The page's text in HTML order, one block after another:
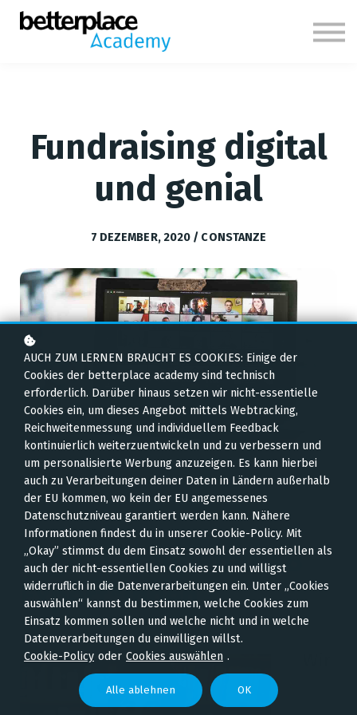
Über uns
Fundraising digital
und genial
7 DEZEMBER, 2020 / CONSTANZE
Digital kompetent: 8
Expert*innen
AUCH ZUM LERNEN BRAUCHT ES COOKIES: Einige der
Cookies der betterplace academy sind technisch
erforderlich. Darüber hinaus setzen wir nicht-essentielle
Cookies ein, um dieses Angebot mittels Webtracking,
Reichweitenmessung und individuellem Feedback
kontinuierlich weiterzuentwickeln und zu verbessern und
um personalisierte Werbung anzuzeigen. Es kann hierbei
auch zu Verarbeitungen deiner Daten in Ländern außerhalb
der EU kommen, wo kein der EU angemessenes
Datenschutzniveau garantiert werden kann. Nähere
Informationen findest du in unserer Cookie-Policy. Mit
„Okay” stimmst du dem Einsatz sowohl der essentiellen als
auch der nicht-essentiellen Cookies zu und willigst
widerruflich in die Datenverarbeitungen ein. Unter „Cookies
auswählen“ kannst du bestimmen, welche Cookies zum
Einsatz kommen sollen und welche nicht und in welche
Datenverarbeitungen du einwilligen willst.
Cookie-Policy oder Cookies auswählen .
Alle ablehnen OK